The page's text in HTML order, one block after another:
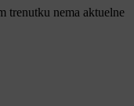
trenutku nema aktuelne